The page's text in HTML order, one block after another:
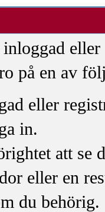
på en av
eller
in.
att se
eller en
du behörig.